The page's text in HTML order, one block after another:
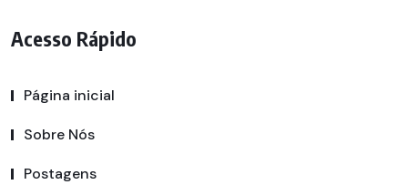
Acesso Rápido
Página inicial
Sobre Nós
Postagens